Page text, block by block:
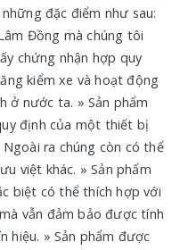
đặc điểm như sau:
Đồng mà chúng tôi
chứng nhận hợp quy
kiểm xe và hoạt động
ở nước ta. » Sản phẩm
định của một thiết bị
ra chúng còn có thể
việt khác. » Sản phẩm
biệt có thể thích hợp với
vẫn đảm bảo được tính
hiệu. » Sản phẩm được